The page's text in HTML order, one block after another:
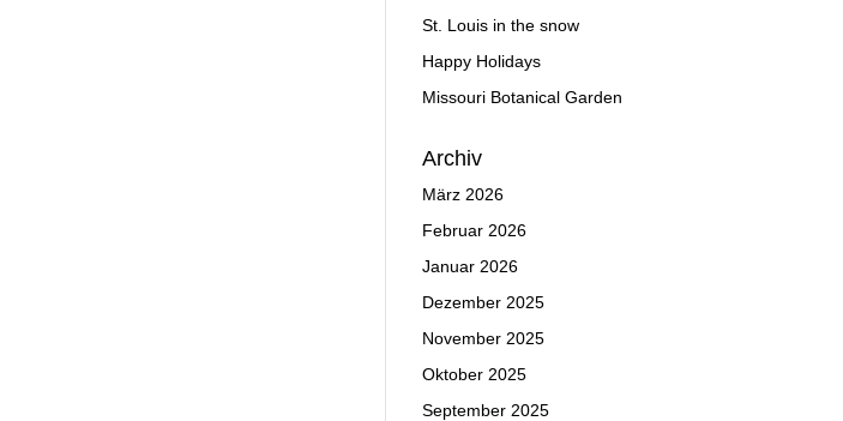
St. Louis in the snow
Happy Holidays
Missouri Botanical Garden
Archiv
März 2026
Februar 2026
Januar 2026
Dezember 2025
November 2025
Oktober 2025
September 2025